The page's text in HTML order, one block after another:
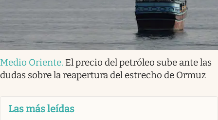
Medio Oriente. El precio del petróleo sube ante las
dudas sobre la reapertura del estrecho de Ormuz
Las más leídas